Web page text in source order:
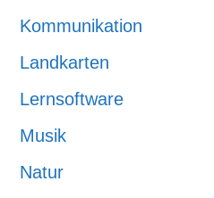
Kommunikation
Landkarten
Lernsoftware
Musik
Natur